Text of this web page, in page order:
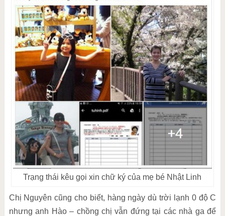
Trạng thái kêu gọi xin chữ ký của mẹ bé Nhật Linh
Chị Nguyên cũng cho biết, hàng ngày dù trời lạnh 0 độ C
nhưng anh Hào – chồng chị vẫn đứng tại các nhà ga để